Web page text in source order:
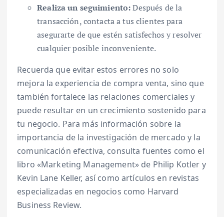
Realiza un seguimiento:Después de la
transacción, contacta a tus clientes para
asegurarte de que estén satisfechos y resolver
cualquier posible inconveniente.
Recuerda que evitar estos errores no solo
mejora la experiencia de compra venta, sino que
también fortalece las relaciones comerciales y
puede resultar en un crecimiento sostenido para
tu negocio. Para más información sobre la
importancia de la investigación de mercado y la
comunicación efectiva, consulta fuentes como el
libro «Marketing Management» de Philip Kotler y
Kevin Lane Keller, así como artículos en revistas
especializadas en negocios como Harvard
Business Review.